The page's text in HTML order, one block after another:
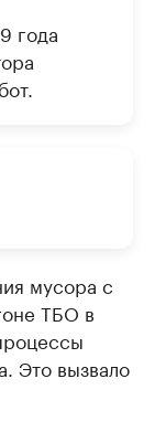
года
мусора с
ТБО в
Это вызвало